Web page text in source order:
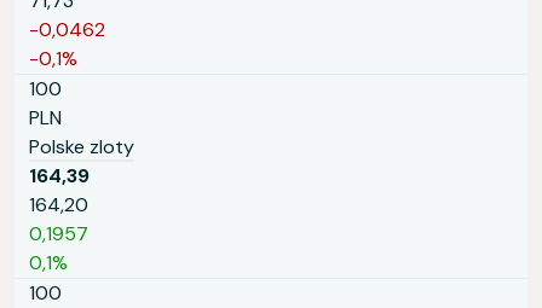
-0,0462
-0,1%
100
PLN
Polske zloty
164,39
164,20
0,1957
0,1%
100